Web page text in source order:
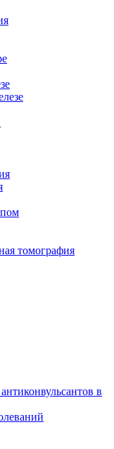
томография
в